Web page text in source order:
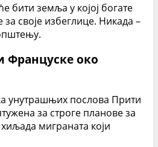
бити земља у којој богате
своје избеглице. Никада –
Француске око
унутрашњих послова Прити
за строге планове за
миграната који